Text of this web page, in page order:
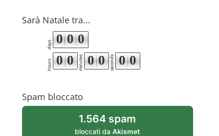
Sarà Natale tra...
days 0 0 0
hours 0 0 minutes 0 0 seconds 0 0
Spam bloccato
1.564 spam
bloccati daAkismet